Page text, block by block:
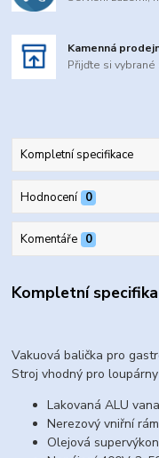
Kamenná
Přijďte si
Kompletní specifikace
Hodnocení 0
Komentáře 0
Kompletní
Vakuová balička pro
Stroj vhodný pro
Lakovaná ALU
Nerezový vniřní
Olejová